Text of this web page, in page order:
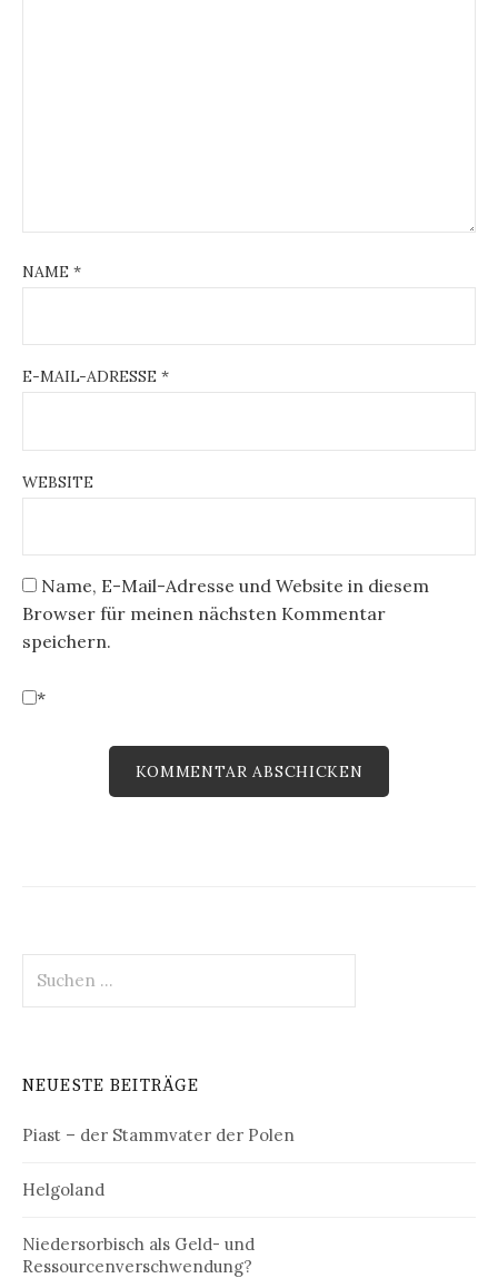
NAME *
E-MAIL-ADRESSE *
WEBSITE
Name, E-Mail-Adresse und Website in diesem
Browser für meinen nächsten Kommentar
speichern.
*
nach:
NEUESTE BEITRÄGE
Piast – der Stammvater der Polen
Helgoland
Niedersorbisch als Geld- und
Ressourcenverschwendung?